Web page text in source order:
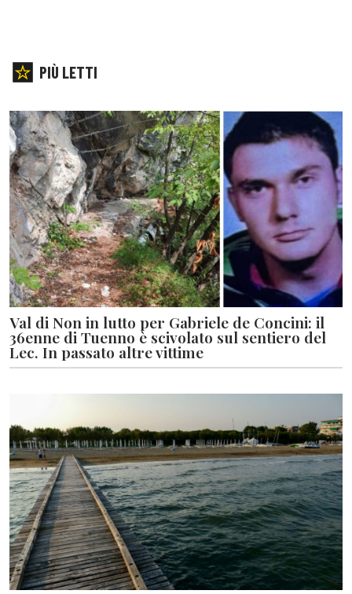
PIÙ LETTI
Val di Non in lutto per Gabriele de Concini: il
36enne di Tuenno è scivolato sul sentiero del
Lec. In passato altre vittime